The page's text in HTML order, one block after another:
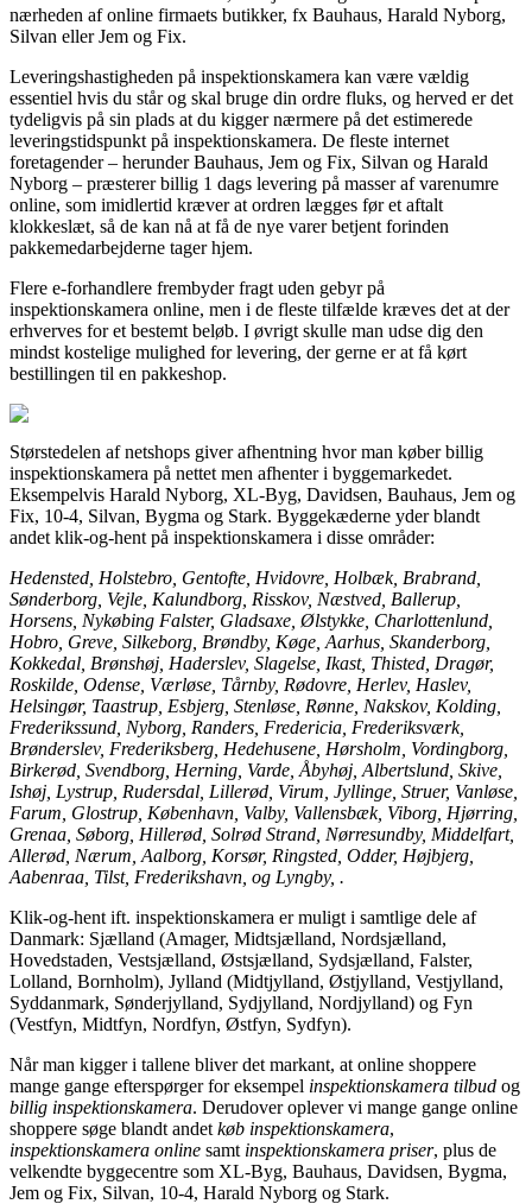
nærheden af online firmaets butikker, fx Bauhaus, Harald Nyborg,
Silvan eller Jem og Fix.
Leveringshastigheden på inspektionskamera kan være vældig
essentiel hvis du står og skal bruge din ordre fluks, og herved er det
tydeligvis på sin plads at du kigger nærmere på det estimerede
leveringstidspunkt på inspektionskamera. De fleste internet
foretagender – herunder Bauhaus, Jem og Fix, Silvan og Harald
Nyborg – præsterer billig 1 dags levering på masser af varenumre
online, som imidlertid kræver at ordren lægges før et aftalt
klokkeslæt, så de kan nå at få de nye varer betjent forinden
pakkemedarbejderne tager hjem.
Flere e-forhandlere frembyder fragt uden gebyr på
inspektionskamera online, men i de fleste tilfælde kræves det at der
erhverves for et bestemt beløb. I øvrigt skulle man udse dig den
mindst kostelige mulighed for levering, der gerne er at få kørt
bestillingen til en pakkeshop.
Størstedelen af netshops giver afhentning hvor man køber billig
inspektionskamera på nettet men afhenter i byggemarkedet.
Eksempelvis Harald Nyborg, XL-Byg, Davidsen, Bauhaus, Jem og
Fix, 10-4, Silvan, Bygma og Stark. Byggekæderne yder blandt
andet klik-og-hent på inspektionskamera i disse områder:
Hedensted, Holstebro, Gentofte, Hvidovre, Holbæk, Brabrand,
Sønderborg, Vejle, Kalundborg, Risskov, Næstved, Ballerup,
Horsens, Nykøbing Falster, Gladsaxe, Ølstykke, Charlottenlund,
Hobro, Greve, Silkeborg, Brøndby, Køge, Aarhus, Skanderborg,
Kokkedal, Brønshøj, Haderslev, Slagelse, Ikast, Thisted, Dragør,
Roskilde, Odense, Værløse, Tårnby, Rødovre, Herlev, Haslev,
Helsingør, Taastrup, Esbjerg, Stenløse, Rønne, Nakskov, Kolding,
Frederikssund, Nyborg, Randers, Fredericia, Frederiksværk,
Brønderslev, Frederiksberg, Hedehusene, Hørsholm, Vordingborg,
Birkerød, Svendborg, Herning, Varde, Åbyhøj, Albertslund, Skive,
Ishøj, Lystrup, Rudersdal, Lillerød, Virum, Jyllinge, Struer, Vanløse,
Farum, Glostrup, København, Valby, Vallensbæk, Viborg, Hjørring,
Grenaa, Søborg, Hillerød, Solrød Strand, Nørresundby, Middelfart,
Allerød, Nærum, Aalborg, Korsør, Ringsted, Odder, Højbjerg,
Aabenraa, Tilst, Frederikshavn, og Lyngby, .
Klik-og-hent ift. inspektionskamera er muligt i samtlige dele af
Danmark: Sjælland (Amager, Midtsjælland, Nordsjælland,
Hovedstaden, Vestsjælland, Østsjælland, Sydsjælland, Falster,
Lolland, Bornholm), Jylland (Midtjylland, Østjylland, Vestjylland,
Syddanmark, Sønderjylland, Sydjylland, Nordjylland) og Fyn
(Vestfyn, Midtfyn, Nordfyn, Østfyn, Sydfyn).
Når man kigger i tallene bliver det markant, at online shoppere
mange gange efterspørger for eksempel inspektionskamera tilbud og
billig inspektionskamera. Derudover oplever vi mange gange online
shoppere søge blandt andet køb inspektionskamera,
inspektionskamera online samt inspektionskamera priser, plus de
velkendte byggecentre som XL-Byg, Bauhaus, Davidsen, Bygma,
Jem og Fix, Silvan, 10-4, Harald Nyborg og Stark.